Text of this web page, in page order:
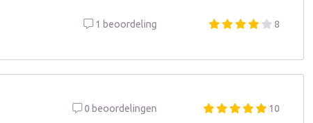
1 beoordeling 8
0 beoordelingen 10